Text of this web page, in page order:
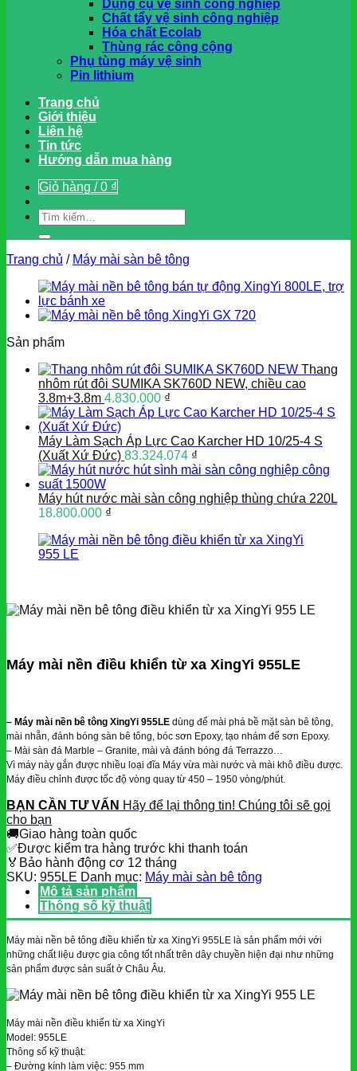
Dụng cụ vệ sinh công nghiệp
Chất tẩy vệ sinh công nghiệp
Hóa chất Ecolab
Thùng rác công cộng
Phụ tùng máy vệ sinh
Pin lithium
Trang chủ
Giới thiệu
Liên hệ
Tin tức
Hướng dẫn mua hàng
Giỏ hàng /0 ₫
Tìm
kiếm:
Trang chủ / Máy mài sàn bê tông
Sản phẩm
Thang
nhôm rút đôi SUMIKA SK760D NEW, chiều cao
3.8m+3.8m 4.830.000 ₫
Máy Làm Sạch Áp Lực Cao Karcher HD 10/25-4 S
(Xuất Xứ Đức) 83.324.074 ₫
Máy hút nước mài sàn công nghiệp thùng chứa 220L
18.800.000 ₫
Máy mài nền điều khiển từ xa XingYi 955LE
– Máy mài nền bê tông XingYi 955LE dùng để mài phá bề mặt sàn bê tông,
mài nhẵn, đánh bóng sàn bê tông, bóc sơn Epoxy, tạo nhám để sơn Epoxy.
– Mài sàn đá Marble – Granite, mài và đánh bóng đá Terrazzo…
Vì máy này gắn được nhiều loại đĩa Máy vừa mài nước và mài khô điều được.
Máy điều chỉnh được tốc độ vòng quay từ 450 – 1950 vòng/phút.
BẠN CẦN TƯ VẤN Hãy để lại thông tin! Chúng tôi sẽ gọi
cho bạn
🚚Giao hàng toàn quốc
✅Được kiểm tra hàng trước khi thanh toán
🏅 Bảo hành động cơ 12 tháng
SKU: 955LE Danh mục: Máy mài sàn bê tông
Mô tả sản phẩm
Thông số kỹ thuật
Máy mài nền bê tông điều khiển từ xa XingYi 955LE là sản phẩm mới với
những chất liệu được gia công tốt nhất trên dây chuyền hiện đại như những
sản phẩm được sản suất ở Châu Âu.
Máy mài nền điều khiển từ xa XingYi
Model: 955LE
Thông số kỹ thuật:
– Đường kính làm việc: 955 mm